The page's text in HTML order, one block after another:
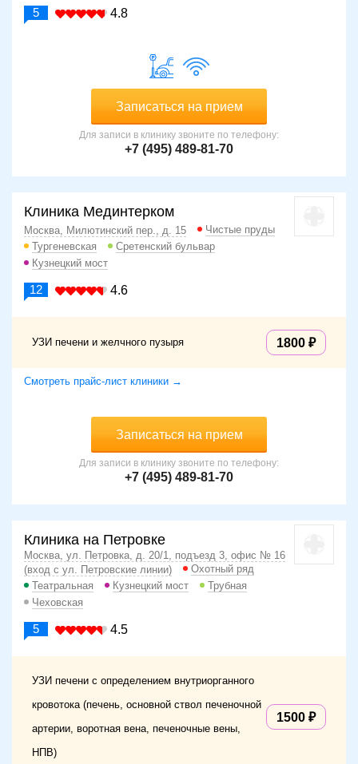
5 4.8
Записаться на прием
Для записи в клинику звоните по телефону:
+7 (495) 489-81-70
Клиника Мединтерком
Москва, Милютинский пер., д. 15
Чистые пруды
Тургеневская
Сретенский бульвар
Кузнецкий мост
12 4.6
УЗИ печени и желчного пузыря 1800
Смотреть прайс-лист клиники →
Записаться на прием
Для записи в клинику звоните по телефону:
+7 (495) 489-81-70
Клиника на Петровке
Москва, ул. Петровка, д. 20/1, подъезд 3, офис № 16
(вход с ул. Петровские линии)
Охотный ряд
Театральная
Кузнецкий мост
Трубная
Чеховская
5 4.5
УЗИ печени с определением внутриорганного
кровотока (печень, основной ствол печеночной
артерии, воротная вена, печеночные вены,
НПВ)
1500